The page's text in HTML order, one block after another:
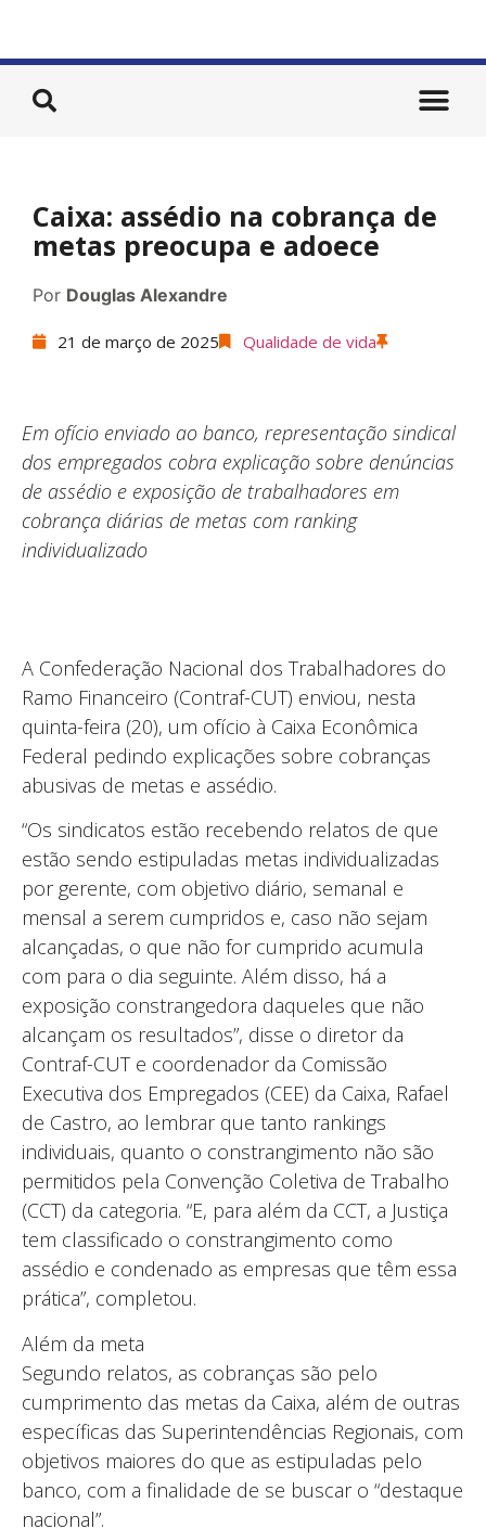
Caixa: assédio na cobrança de
metas preocupa e adoece
Por Douglas Alexandre
21 de março de 2025 Qualidade de vida
Em ofício enviado ao banco, representação sindical
dos empregados cobra explicação sobre denúncias
de assédio e exposição de trabalhadores em
cobrança diárias de metas com ranking
individualizado
A Confederação Nacional dos Trabalhadores do
Ramo Financeiro (Contraf-CUT) enviou, nesta
quinta-feira (20), um ofício à Caixa Econômica
Federal pedindo explicações sobre cobranças
abusivas de metas e assédio.
“Os sindicatos estão recebendo relatos de que
estão sendo estipuladas metas individualizadas
por gerente, com objetivo diário, semanal e
mensal a serem cumpridos e, caso não sejam
alcançadas, o que não for cumprido acumula
com para o dia seguinte. Além disso, há a
exposição constrangedora daqueles que não
alcançam os resultados”, disse o diretor da
Contraf-CUT e coordenador da Comissão
Executiva dos Empregados (CEE) da Caixa, Rafael
de Castro, ao lembrar que tanto rankings
individuais, quanto o constrangimento não são
permitidos pela Convenção Coletiva de Trabalho
(CCT) da categoria. “E, para além da CCT, a Justiça
tem classificado o constrangimento como
assédio e condenado as empresas que têm essa
prática”, completou.
Além da meta
Segundo relatos, as cobranças são pelo
cumprimento das metas da Caixa, além de outras
específicas das Superintendências Regionais, com
objetivos maiores do que as estipuladas pelo
banco, com a finalidade de se buscar o “destaque
nacional”.